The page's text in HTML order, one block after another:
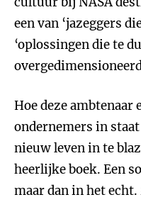
een van ‘jazeggers
‘oplossingen die te
Hoe deze ambtenaar
ondernemers in staat
nieuw leven in te
heerlijke boek. Een
maar dan in het